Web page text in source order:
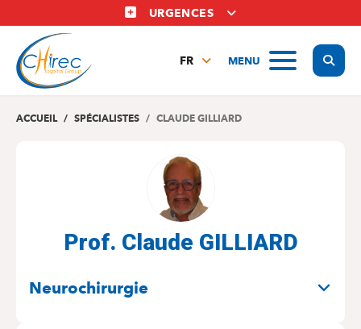
au
contenu
principal
URGENCES
MENU
FR
EN
ACCUEIL SPÉCIALISTES CLAUDE GILLIARD
Prof. Claude GILLIARD
Neurochirurgie